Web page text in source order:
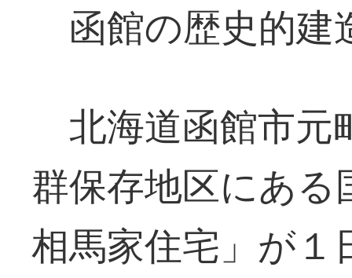
函館の歴史的
北海道函館市元
群保存地区にある
相馬家住宅」が１